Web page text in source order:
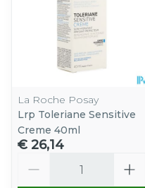
La Roche Posay
Lrp Toleriane Sensitive
Creme 40ml
€ 26,14